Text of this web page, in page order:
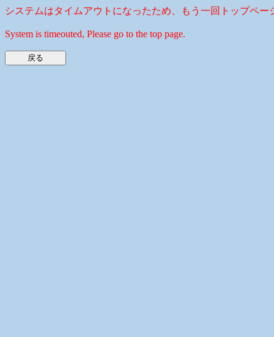
システムはタイムアウトになったため、もう一回トップペー
System is timeouted, Please go to the top page.